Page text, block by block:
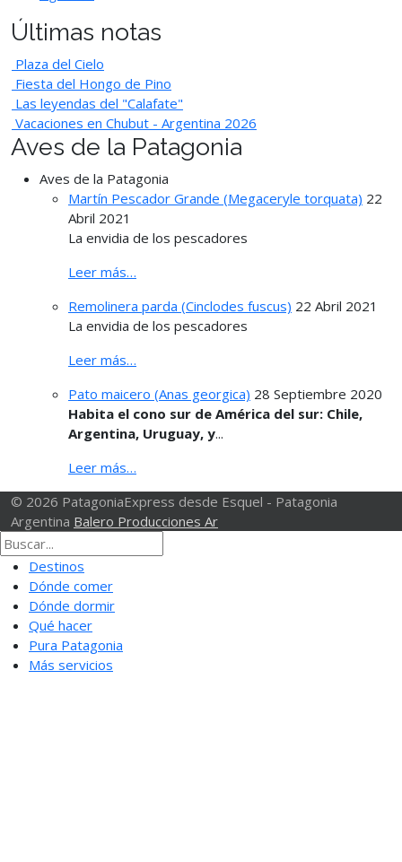
Últimas notas
Plaza del Cielo
Fiesta del Hongo de Pino
Las leyendas del "Calafate"
Vacaciones en Chubut - Argentina 2026
Aves de la Patagonia
Aves de la Patagonia
Martín Pescador Grande (Megaceryle torquata) 22
Abril 2021
La envidia de los pescadores
Leer más…
Remolinera parda (Cinclodes fuscus) 22 Abril 2021
La envidia de los pescadores
Leer más…
Pato maicero (Anas georgica) 28 Septiembre 2020
Habita el cono sur de América del sur: Chile,
Argentina, Uruguay, y...
Leer más…
© 2026 PatagoniaExpress desde Esquel - Patagonia
Argentina Balero Producciones Ar
Destinos
Dónde comer
Dónde dormir
Qué hacer
Pura Patagonia
Más servicios